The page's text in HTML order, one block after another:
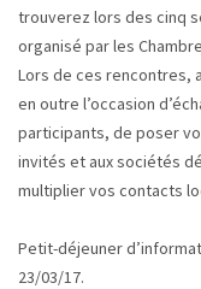
trouverez lors des cinq
organisé par les
Lors de ces rencontres,
en outre l’occasion
participants, de poser
invités et aux sociétés
multiplier vos contacts
Petit-déjeuner
23/03/17.